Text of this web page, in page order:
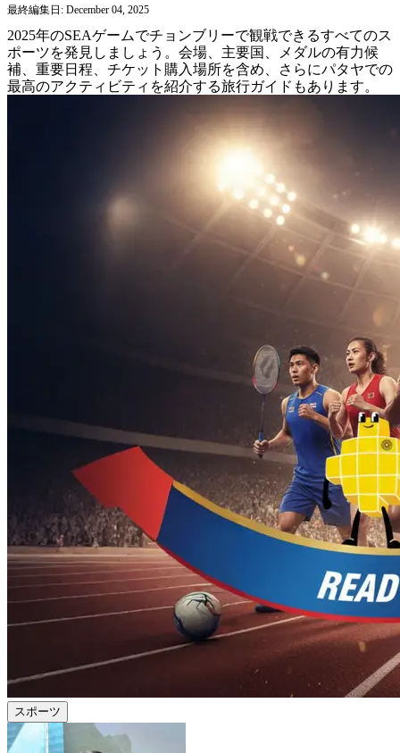
最終編集日: December 04, 2025
2025年のSEAゲームでチョンブリーで観戦できるすべてのス
ポーツを発見しましょう。会場、主要国、メダルの有力候
補、重要日程、チケット購入場所を含め、さらにパタヤでの
最高のアクティビティを紹介する旅行ガイドもあります。
スポーツ